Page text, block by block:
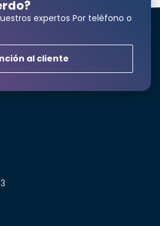
expertos Por teléfono o
al cliente